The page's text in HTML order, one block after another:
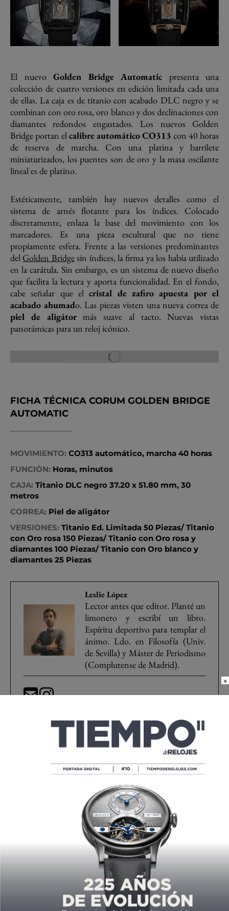
El nuevoGolden Bridge Automatic presenta una
colección de cuatro versiones en edición limitada cada una
de ellas. La caja es de titanio con acabado DLC negro y se
combinan con oro rosa, oro blanco y dos declinaciones con
diamantes redondos engastados. Los nuevos Golden
Bridge portan elcalibre automático CO313 con 40 horas
de reserva de marcha. Con una platina y barrilete
miniaturizados, los puentes son de oro y la masa oscilante
lineal es de platino.
Estéticamente, también hay nuevos detalles como el
sistema de arnés flotante para los índices. Colocado
discretamente, enlaza la base del movimiento con los
marcadores. Es una pieza escultural que no tiene
propiamente esfera. Frente a las versiones predominantes
del Golden Bridgesin índices, la firma ya los había utilizado
en la carátula. Sin embargo, es un sistema de nuevo diseño
que facilita la lectura y aporta funcionalidad. En el fondo,
cabe señalar que elcristal de zafiro apuesta por el
acabado ahumado. Las piezas visten una nueva correa de
piel de aligátormás suave al tacto. Nuevas vistas
panorámicas para un reloj icónico.
FICHA TÉCNICA CORUM GOLDEN BRIDGE
AUTOMATIC
MOVIMIENTO: CO313 automático, marcha 40 horas
FUNCIÓN: Horas, minutos
CAJA: Titanio DLC negro 37.20 x 51.80 mm, 30
metros
CORREA: Piel de aligátor
VERSIONES: Titanio Ed. Limitada 50 Piezas/ Titanio
con Oro rosa 150 Piezas/ Titanio con Oro rosa y
diamantes 100 Piezas/ Titanio con Oro blanco y
diamantes 25 Piezas
Leslie López
Lector antes que editor. Planté un
limonero y escribí un libro.
Espíritu deportivo para templar el
ánimo. Ldo. en Filosofía (Univ.
de Sevilla) y Máster de Periodismo
(Complutense de Madrid).
calibre CO313 Corum
diamantes
Edición Limitada
Golden Bridge
piel de aligátor
Compartir
Compartir Twittear
×